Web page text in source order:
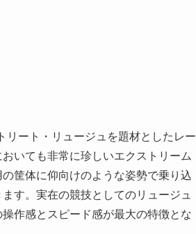
ート・リュージュを題材としたレー
いても非常に珍しいエクストリーム
筐体に仰向けのような姿勢で乗り込
す。実在の競技としてのリュージュ
作感とスピード感が最大の特徴とな